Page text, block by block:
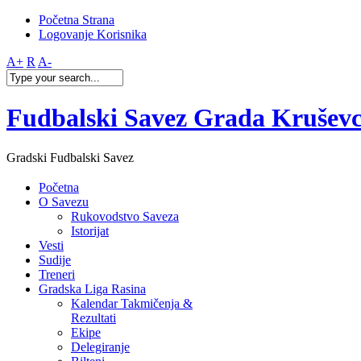
Početna Strana
Logovanje Korisnika
A+ R A-
Fudbalski Savez Grada
Gradski Fudbalski Savez
Početna
O Savezu
Rukovodstvo Saveza
Istorijat
Vesti
Sudije
Treneri
Gradska Liga Rasina
Kalendar Takmičenja &
Rezultati
Ekipe
Delegiranje